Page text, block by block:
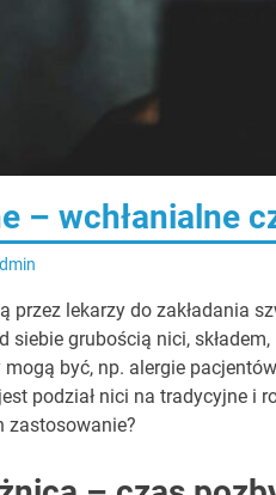
– wchłanialne
przez lekarzy do zakładania
siebie grubością nici,
być, np. alergie
podział nici na tradycyjne i
zastosowanie?